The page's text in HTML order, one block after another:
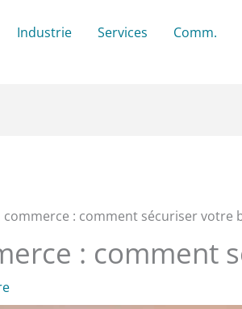
Industrie Services Comm.
commerce : comment sécuriser votre
: comment